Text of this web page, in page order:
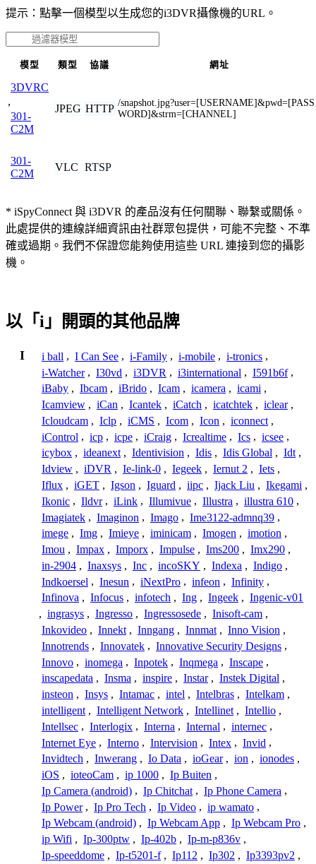
提示：點擊一個模型以生成您的i3DVR攝像機的URL。
模型 類型 協議 網址
3DVRC
,
301-
C2M
JPEG HTTP /snapshot.jpg?user=[USERNAME]&pwd=[PASS
WORD]&strm=[CHANNEL]
301-
C2M
VLC RTSP
* iSpyConnect 與 i3DVR 的產品沒有任何關聯、聯繫或關係。
此處提供的連線詳細資訊由社群眾包提供，可能不完整、不準
確或過期。我們不保證您能夠使用這些 URL 連接到您的攝影
機。
以「i」開頭的其他品牌
I i ball , I Can See , i-Family , i-mobile , i-tronics ,
i-Watcher , I30vd , i3DVR , i3international , I591b6f ,
iBaby , Ibcam , iBrido , Icam , icamera , icami ,
Icamview , iCan , Icantek , iCatch , icatchtek , iclear ,
Icloudcam , Iclp , iCMS , Icom , Icon , iconnect ,
iControl , icp , icpe , iCraig , Icrealtime , Ics , icsee ,
icybox , ideanext , Identivision , Idis , Idis Global , Idt ,
Idview , iDVR , Ie-link-0 , Iegeek , Iernut 2 , Iets ,
Iflux , iGET , Igson , Iguard , iipc , Ijack Liu , Ikegami ,
Ikonic , Ildvr , iLink , Illumivue , Illustra , illustra 610 ,
Imagiatek , Imaginon , Imago , Ime3122-admnq39 ,
imege , Img , Imieye , iminicam , Imogen , imotion ,
Imou , Impax , Imporx , Impulse , Ims200 , Imx290 ,
in-2904 , Inaxsys , Inc , incoSKY , Indexa , Indigo ,
Indkoersel , Inesun , iNextPro , infeon , Infinity ,
Infinova , Infocus , infotech , Ing , Ingeek , Ingenic-v01
, ingrasys , Ingresso , Ingressosede , Inisoft-cam ,
Inkovideo , Innekt , Inngang , Innmat , Inno Vision ,
Innotrends , Innovatek , Innovative Security Designs ,
Innovo , inomega , Inpotek , Inqmega , Inscape ,
inscapedata , Insma , inspire , Instar , Instek Digital ,
insteon , Insys , Intamac , intel , Intelbras , Intelkam ,
intelligent , Intelligent Network , Intellinet , Intellio ,
Intellsec , Interlogix , Interna , Internal , internec ,
Internet Eye , Interno , Intervision , Intex , Invid ,
Invidtech , Inwerang , Io Data , ioGear , ion , ionodes ,
iOS , ioteoCam , ip 1000 , Ip Buiten ,
Ip Camera (android) , Ip Chitchat , Ip Phone Camera ,
Ip Power , Ip Pro Tech , Ip Video , ip wamato ,
Ip Webcam (android) , Ip Webcam App , Ip Webcam Pro ,
ip Wifi , Ip-300ptw , Ip-402b , Ip-m-p836v ,
Ip-speeddome , Ip-t5201-f , Ip112 , Ip302 , Ip3393pv2 ,